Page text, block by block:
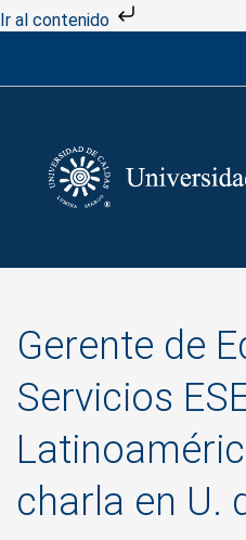
Ir al contenido
Gerente de
Servicios
charla en U.